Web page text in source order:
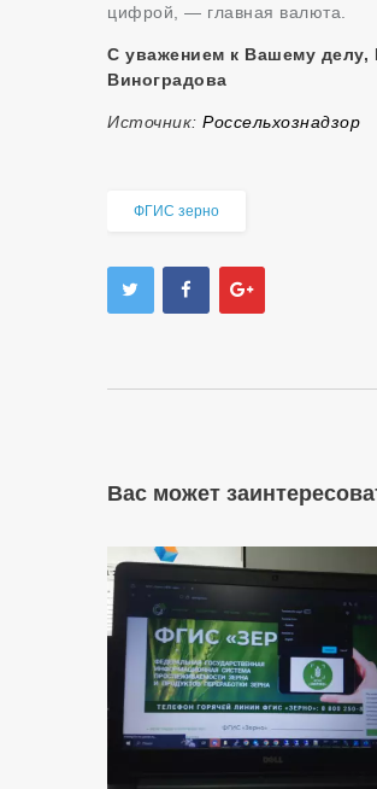
цифрой, — главная валюта.
С уважением к Вашему делу,
Виноградова
Источник: Россельхознадзор
ФГИС зерно
Вас может